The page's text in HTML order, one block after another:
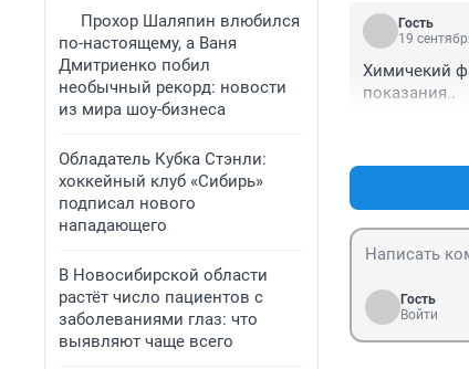
Прохор Шаляпин влюбился
по-настоящему, а Ваня
Дмитриенко побил
необычный рекорд: новости
из мира шоу-бизнеса
Обладатель Кубка Стэнли:
хоккейный клуб «Сибирь»
подписал нового
нападающего
В Новосибирской области
растёт число пациентов с
заболеваниями глаз: что
выявляют чаще всего
Гость
19
Химичекий
показания..
Гость
Войти